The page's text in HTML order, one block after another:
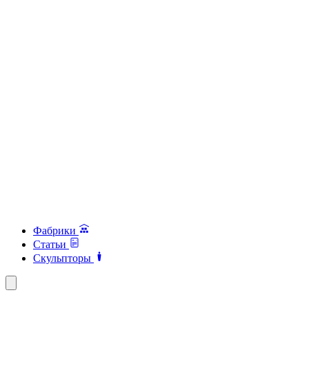
Фабрики
Статьи
Скульпторы